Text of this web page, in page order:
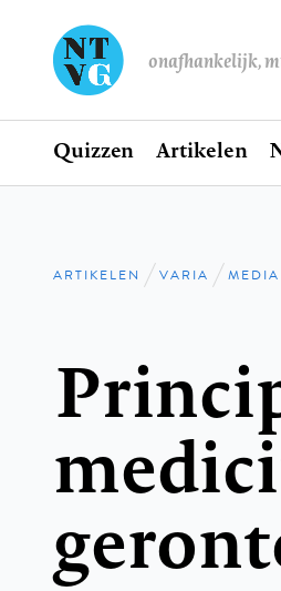
onafhankelijk,
Hoofdnavigatie
Home
Quizzen Artikelen
Kruimelpad
ARTIKELEN VARIA MEDIA